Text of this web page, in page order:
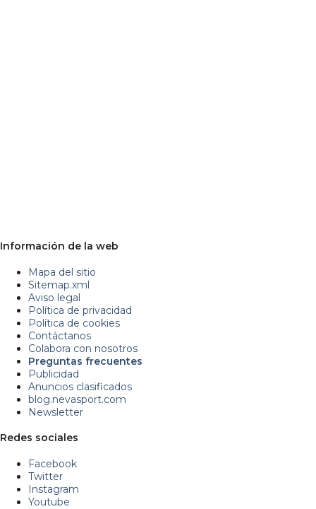
Información de la web
Mapa del sitio
Sitemap.xml
Aviso legal
Política de privacidad
Política de cookies
Contáctanos
Colabora con nosotros
Preguntas frecuentes
Publicidad
Anuncios clasificados
blog.nevasport.com
Newsletter
Redes sociales
Facebook
Twitter
Instagram
Youtube